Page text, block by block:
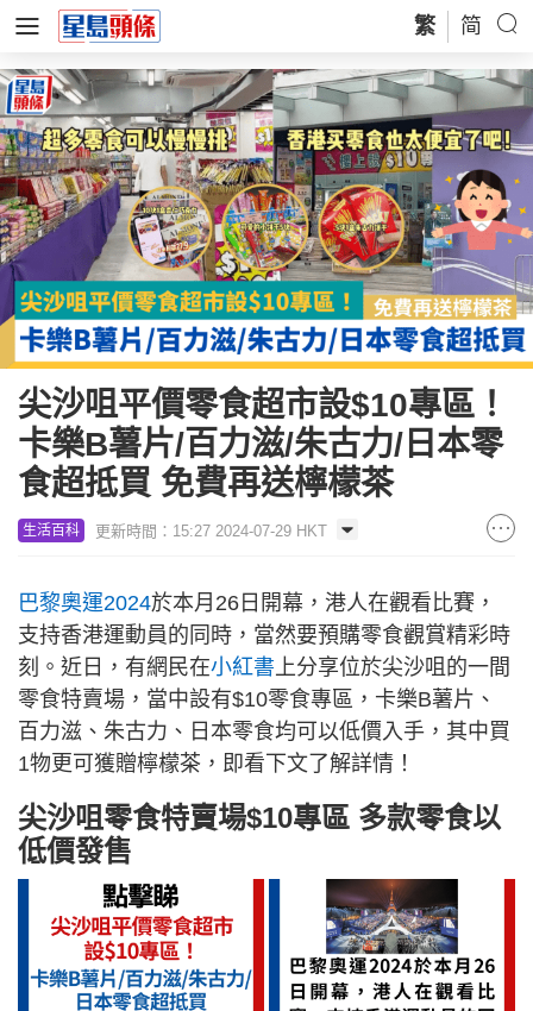
繁 简
尖沙咀平價零食超市設$10專區！
卡樂B薯片/百力滋/朱古力/日本零
食超抵買 免費再送檸檬茶
生活百科 更新時間：15:27 2024-07-29 HKT
巴黎奧運2024於本月26日開幕，港人在觀看比賽，
支持香港運動員的同時，當然要預購零食觀賞精彩時
刻。近日，有網民在小紅書上分享位於尖沙咀的一間
零食特賣場，當中設有$10零食專區，卡樂B薯片、
百力滋、朱古力、日本零食均可以低價入手，其中買
1物更可獲贈檸檬茶，即看下文了解詳情！
尖沙咀零食特賣場$10專區 多款零食以
低價發售